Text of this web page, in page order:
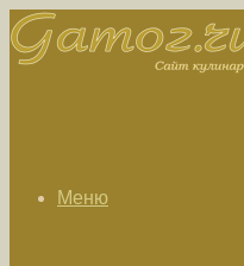
Меню